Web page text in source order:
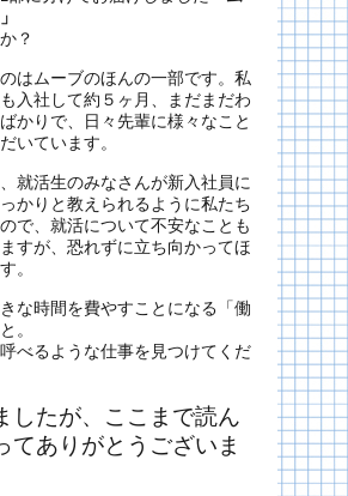
？
はムーブのほんの一部です。私
入社して約５ヶ月、まだまだわ
かりで、日々先輩に様々なこと
いています。
就活生のみなさんが新入社員に
かりと教えられるように私たち
で、就活について不安なことも
すが、恐れずに立ち向かってほ
。
な時間を費やすことになる「働
。
べるような仕事を見つけてくだ
したが、ここまで読ん
てありがとうございま